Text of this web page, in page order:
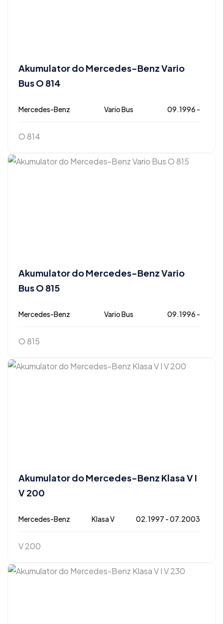
Akumulator do Mercedes-Benz Vario
Bus O 814
Mercedes-Benz Vario Bus 09.1996 -
O 814
Akumulator do Mercedes-Benz Vario
Bus O 815
Mercedes-Benz Vario Bus 09.1996 -
O 815
Akumulator do Mercedes-Benz Klasa V I
V 200
Mercedes-Benz Klasa V 02.1997 - 07.2003
V 200